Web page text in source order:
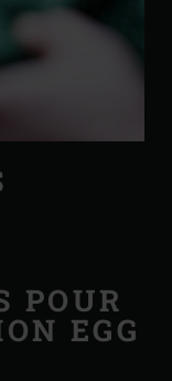
POUR
EGG